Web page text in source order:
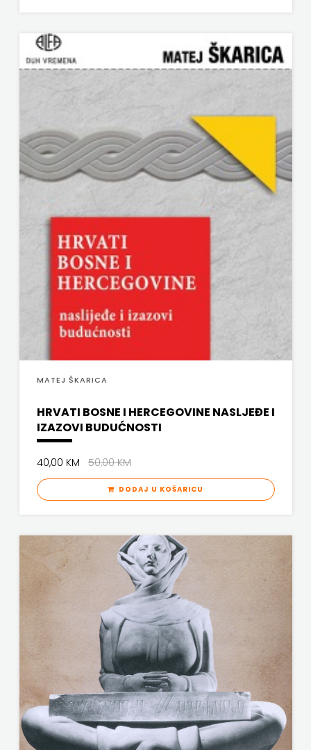
Telegram
d.o.o.
TERAPIJA,
Twins
Company
UDRUGA
GLUTEN
V.B.Z.
VORTO
ZNANJE
MATEJ ŠKARICA
HRVATI BOSNE I HERCEGOVINE NASLJEĐE I
IZAZOVI BUDUĆNOSTI
40,00 KM50,00 KM
DODAJ U KOŠARICU